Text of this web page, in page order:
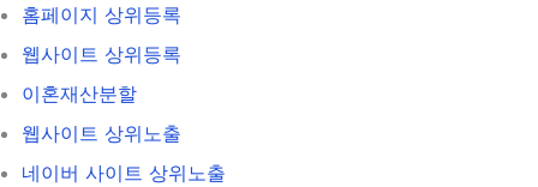
홈페이지 상위등록
웹사이트 상위등록
이혼재산분할
웹사이트 상위노출
네이버 사이트 상위노출